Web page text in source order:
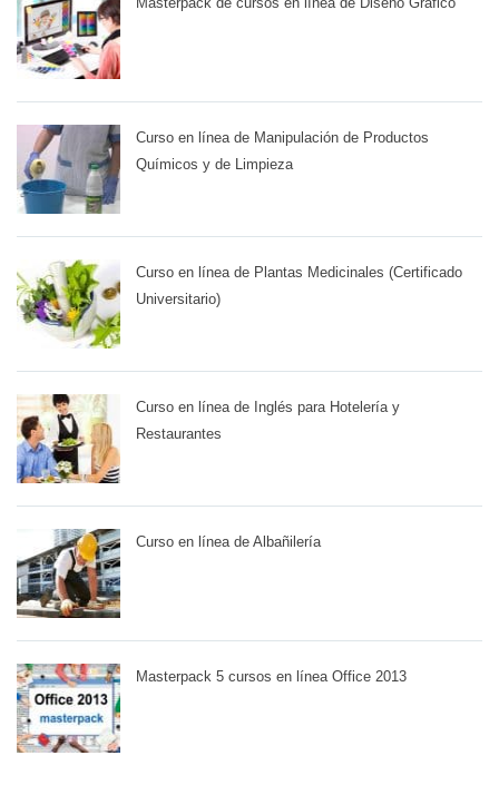
Curso en línea de Manipulación de Productos
Químicos y de Limpieza
Curso en línea de Plantas Medicinales (Certificado
Universitario)
Curso en línea de Inglés para Hotelería y
Restaurantes
Curso en línea de Albañilería
Masterpack 5 cursos en línea Office 2013